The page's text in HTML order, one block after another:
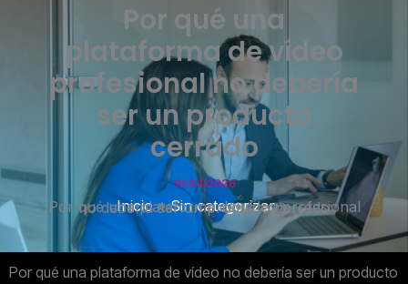
Por qué una
plataforma de vídeo
profesional no debería
ser un producto
cerrado
10/04/2026
Inicio Sin categorizar
Por qué una plataforma de vídeo profesional no debería ser un producto cerrado
Por qué una plataforma de vídeo no debería ser un producto